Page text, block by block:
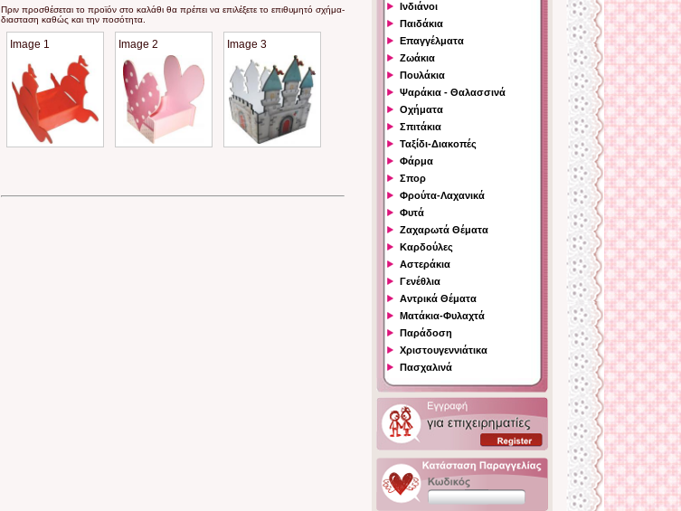
Πριν προσθέσεται το προϊόν στο καλάθι θα πρέπει να επιλέξετε το επιθυμητό σχήμα-
διασταση καθώς και την ποσότητα.
Image 1 Image 2 Image 3
Ινδιάνοι
Παιδάκια
Επαγγέλματα
Ζωάκια
Πουλάκια
Ψαράκια - Θαλασσινά
Οχήματα
Σπιτάκια
Ταξίδι-Διακοπές
Φάρμα
Σπορ
Φρούτα-Λαχανικά
Φυτά
Ζαχαρωτά Θέματα
Καρδούλες
Αστεράκια
Γενέθλια
Αντρικά Θέματα
Ματάκια-Φυλαχτά
Παράδοση
Χριστουγεννιάτικα
Πασχαλινά